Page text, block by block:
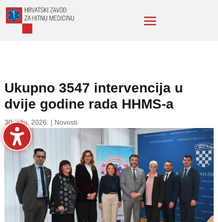
Ukupno 3547 intervencija u
dvije godine rada HHMS-a
30. ožu. 2026. | Novosti